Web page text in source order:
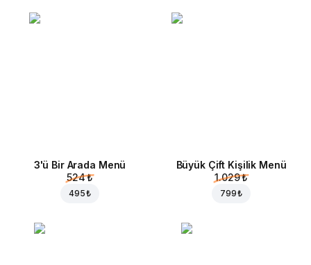
3'ü Bir Arada Menü
524 ₺
495 ₺
Büyük Çift Kişilik Menü
1.029 ₺
799 ₺